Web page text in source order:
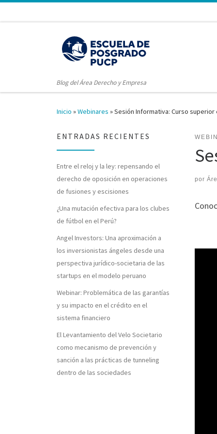
Blog del Área Derecho y Empresa
Inicio »Webinares »Sesión Informativa: Curso superior
por
ENTRADAS RECIENTES
Entre el reloj y la ley: repensando el
derecho de oposición en operaciones
de fusiones y escisiones
¿Una mutación efectiva para los clubes
de fútbol en el Perú?
Angel Investors: Una aproximación a
los inversionistas ángeles desde una
perspectiva jurídico-societaria de las
startups en el modelo peruano
Webinar: Problemática de las garantías
y su impacto en el crédito en el
sistema financiero
El Levantamiento del Velo Societario
como mecanismo de prevención y
sanción a las prácticas de tunneling
dentro de las sociedades